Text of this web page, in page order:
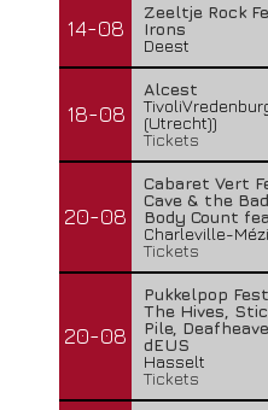
Lunatic Soul – Transition
29 juli 2026
14-08
Zeeltje Rock
Irons
Deest
18-08
Alcest
(Utrecht))
Tickets
20-08
Cabaret Vert
Cave & the
Body Count
Charleville-
Tickets
20-08
Pukkelpop
The Hives,
Pile,
dEUS
Hasselt
Tickets